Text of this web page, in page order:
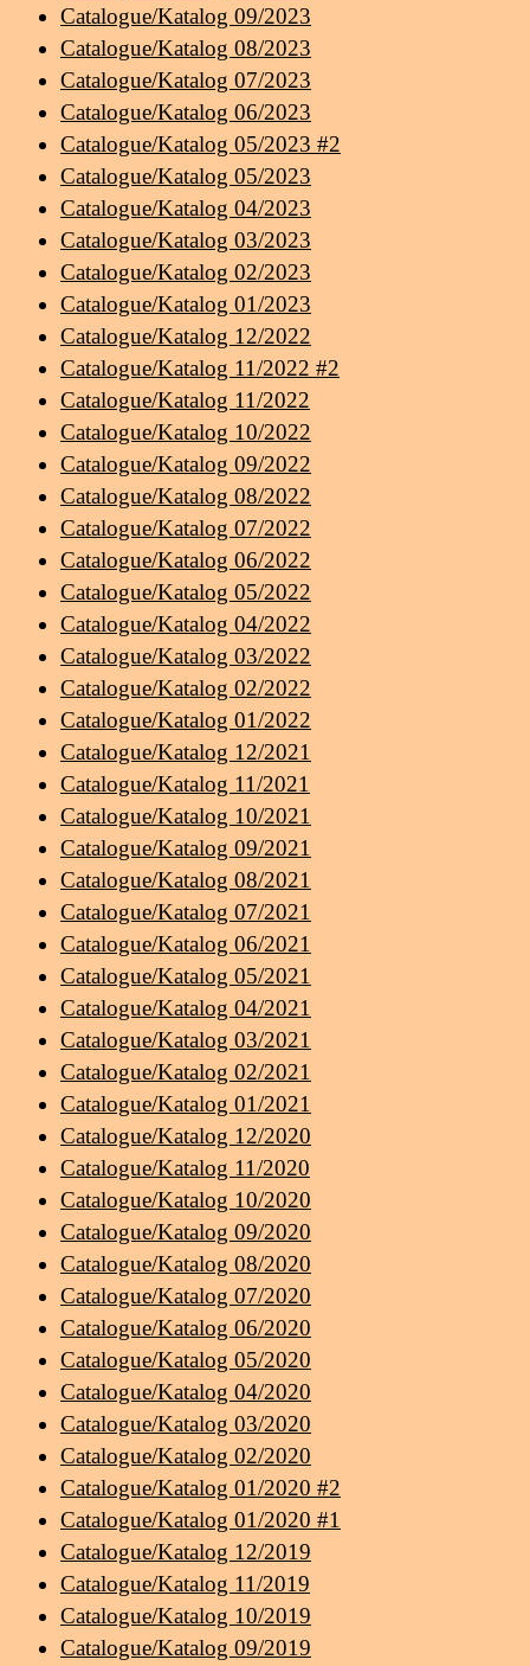
Catalogue/Katalog 09/2023
Catalogue/Katalog 08/2023
Catalogue/Katalog 07/2023
Catalogue/Katalog 06/2023
Catalogue/Katalog 05/2023 #2
Catalogue/Katalog 05/2023
Catalogue/Katalog 04/2023
Catalogue/Katalog 03/2023
Catalogue/Katalog 02/2023
Catalogue/Katalog 01/2023
Catalogue/Katalog 12/2022
Catalogue/Katalog 11/2022 #2
Catalogue/Katalog 11/2022
Catalogue/Katalog 10/2022
Catalogue/Katalog 09/2022
Catalogue/Katalog 08/2022
Catalogue/Katalog 07/2022
Catalogue/Katalog 06/2022
Catalogue/Katalog 05/2022
Catalogue/Katalog 04/2022
Catalogue/Katalog 03/2022
Catalogue/Katalog 02/2022
Catalogue/Katalog 01/2022
Catalogue/Katalog 12/2021
Catalogue/Katalog 11/2021
Catalogue/Katalog 10/2021
Catalogue/Katalog 09/2021
Catalogue/Katalog 08/2021
Catalogue/Katalog 07/2021
Catalogue/Katalog 06/2021
Catalogue/Katalog 05/2021
Catalogue/Katalog 04/2021
Catalogue/Katalog 03/2021
Catalogue/Katalog 02/2021
Catalogue/Katalog 01/2021
Catalogue/Katalog 12/2020
Catalogue/Katalog 11/2020
Catalogue/Katalog 10/2020
Catalogue/Katalog 09/2020
Catalogue/Katalog 08/2020
Catalogue/Katalog 07/2020
Catalogue/Katalog 06/2020
Catalogue/Katalog 05/2020
Catalogue/Katalog 04/2020
Catalogue/Katalog 03/2020
Catalogue/Katalog 02/2020
Catalogue/Katalog 01/2020 #2
Catalogue/Katalog 01/2020 #1
Catalogue/Katalog 12/2019
Catalogue/Katalog 11/2019
Catalogue/Katalog 10/2019
Catalogue/Katalog 09/2019